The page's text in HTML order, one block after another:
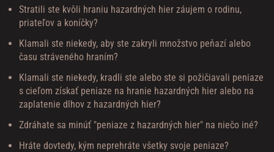
Stratili ste kvôli hraniu hazardných hier záujem o rodinu,
priateľov a koníčky?
Klamali ste niekedy, aby ste zakryli množstvo peňazí alebo
času stráveného hraním?
Klamali ste niekedy, kradli ste alebo ste si požičiavali peniaze
s cieľom získať peniaze na hranie hazardných hier alebo na
zaplatenie dlhov z hazardných hier?
Zdráhate sa minúť "peniaze z hazardných hier" na niečo iné?
Hráte dovtedy, kým neprehráte všetky svoje peniaze?